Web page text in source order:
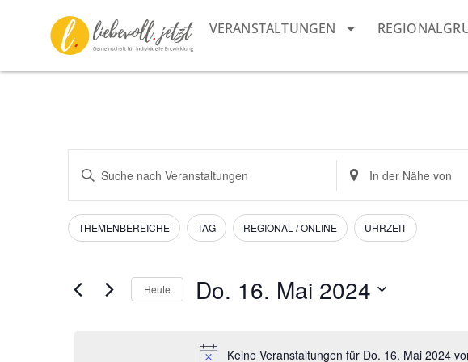
VERANSTALTUNGEN
Keine Veranstaltungen für Do. 16. Mai 2024
Veranstaltungen
Suche
und
Navigation
Bitte
Schlüsselwort
Suche
nach
Veranstaltungen
Schlüsselwort.
Standort
eingeben.
Suche
nach
Veranstaltungen.
Filter
Das
Ändern
Formular-
Eingabefelder
THEMENBEREICHE TAG REGIONAL / ONLINE UHRZEIT
Heute Do. 16. Mai 2024